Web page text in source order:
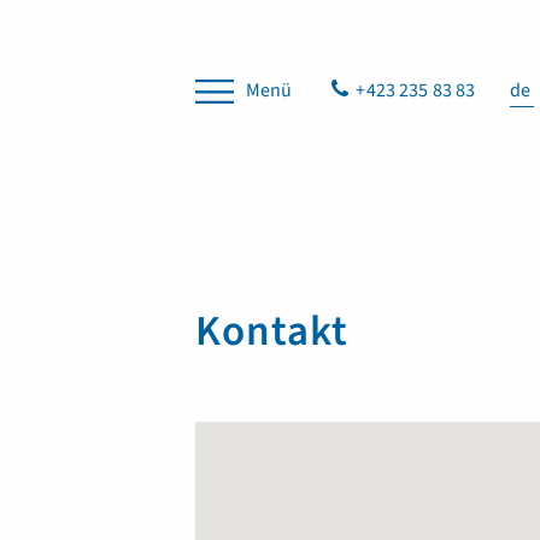
Menü +423 235 83 83 de
Kontakt